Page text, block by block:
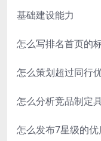
基础建设能力
怎么写排名首页的
怎么策划超过同行
怎么分析竞品制定
怎么发布7星级的